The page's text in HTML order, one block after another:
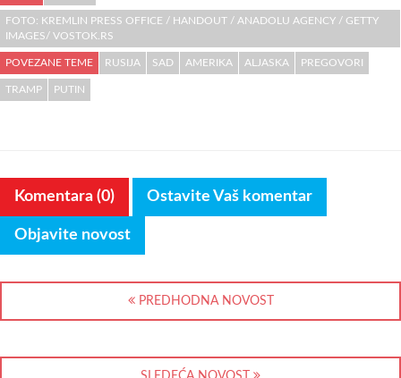
FOTO: KREMLIN PRESS OFFICE / HANDOUT / ANADOLU AGENCY / GETTY
IMAGES/ VOSTOK.RS
POVEZANE TEME RUSIJA SAD AMERIKA ALJASKA PREGOVORI
TRAMP PUTIN
Komentara (0) Ostavite Vaš komentar
Objavite novost
PREDHODNA NOVOST